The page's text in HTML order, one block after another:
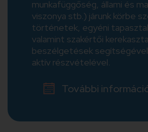
munkafüggőség, állami és
viszonya stb.) járunk körbe
történetek, egyéni
valamint szakértői
beszélgetések
aktív részvételével.
További